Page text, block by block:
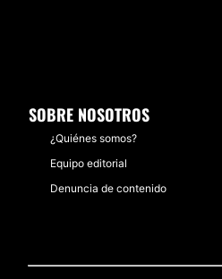
SOBRE NOSOTROS
¿Quiénes somos?
Equipo editorial
Denuncia de contenido